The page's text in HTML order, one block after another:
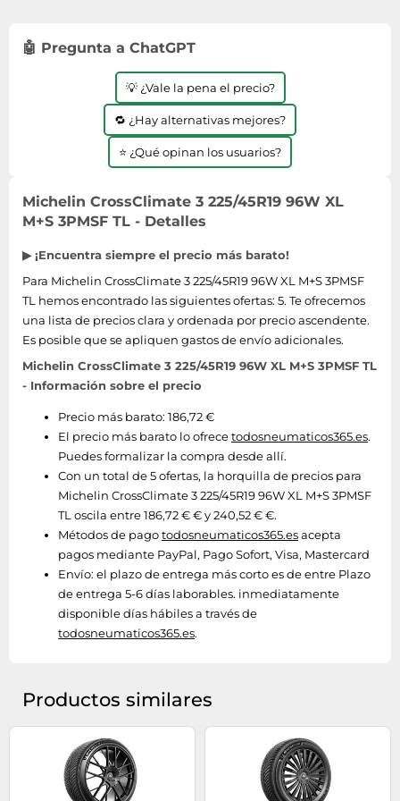
🤖 Pregunta a ChatGPT
💡 ¿Vale la pena el precio?
🔁 ¿Hay alternativas mejores?
⭐ ¿Qué opinan los usuarios?
Michelin CrossClimate 3 225/45R19 96W XL
M+S 3PMSF TL - Detalles
▶ ¡Encuentra siempre el precio más barato!
Para Michelin CrossClimate 3 225/45R19 96W XL M+S 3PMSF
TL hemos encontrado las siguientes ofertas: 5. Te ofrecemos
una lista de precios clara y ordenada por precio ascendente.
Es posible que se apliquen gastos de envío adicionales.
Michelin CrossClimate 3 225/45R19 96W XL M+S 3PMSF TL
- Información sobre el precio
Precio más barato: 186,72 €
El precio más barato lo ofrecetodosneumaticos365.es.
Puedes formalizar la compra desde allí.
Con un total de 5 ofertas, la horquilla de precios para
Michelin CrossClimate 3 225/45R19 96W XL M+S 3PMSF
TL oscila entre 186,72 € € y 240,52 € €.
Métodos de pagotodosneumaticos365.esacepta
pagos mediante PayPal, Pago Sofort, Visa, Mastercard
Envío: el plazo de entrega más corto es de entre Plazo
de entrega 5-6 días laborables. inmediatamente
disponible días hábiles a través de
todosneumaticos365.es.
Productos similares